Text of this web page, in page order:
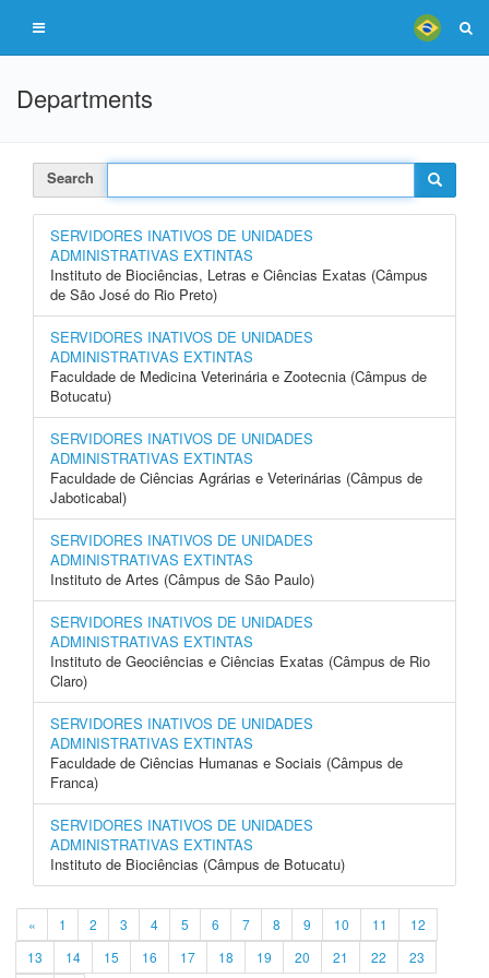
Departments
Search
SERVIDORES INATIVOS DE UNIDADES
ADMINISTRATIVAS EXTINTAS
Instituto de Biociências, Letras e Ciências Exatas (Câmpus
de São José do Rio Preto)
SERVIDORES INATIVOS DE UNIDADES
ADMINISTRATIVAS EXTINTAS
Faculdade de Medicina Veterinária e Zootecnia (Câmpus de
Botucatu)
SERVIDORES INATIVOS DE UNIDADES
ADMINISTRATIVAS EXTINTAS
Faculdade de Ciências Agrárias e Veterinárias (Câmpus de
Jaboticabal)
SERVIDORES INATIVOS DE UNIDADES
ADMINISTRATIVAS EXTINTAS
Instituto de Artes (Câmpus de São Paulo)
SERVIDORES INATIVOS DE UNIDADES
ADMINISTRATIVAS EXTINTAS
Instituto de Geociências e Ciências Exatas (Câmpus de Rio
Claro)
SERVIDORES INATIVOS DE UNIDADES
ADMINISTRATIVAS EXTINTAS
Faculdade de Ciências Humanas e Sociais (Câmpus de
Franca)
SERVIDORES INATIVOS DE UNIDADES
ADMINISTRATIVAS EXTINTAS
Instituto de Biociências (Câmpus de Botucatu)
« 1 2 3 4 5 6 7 8 9 10 11
12
13
14 15 16 17 18 19 20 21 22 23